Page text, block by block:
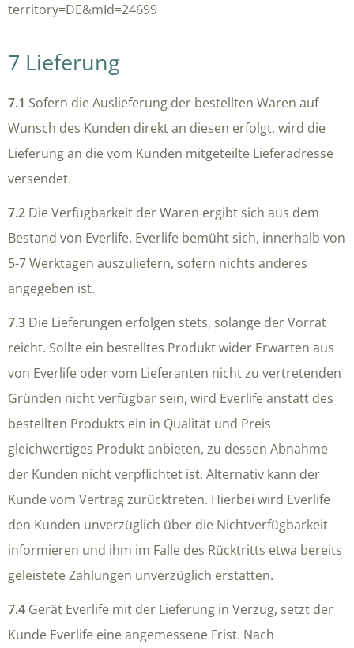
territory=DE&mId=24699
7 Lieferung
7.1 Sofern die Auslieferung der bestellten Waren auf
Wunsch des Kunden direkt an diesen erfolgt, wird die
Lieferung an die vom Kunden mitgeteilte Lieferadresse
versendet.
7.2 Die Verfügbarkeit der Waren ergibt sich aus dem
Bestand von Everlife. Everlife bemüht sich, innerhalb von
5-7 Werktagen auszuliefern, sofern nichts anderes
angegeben ist.
7.3 Die Lieferungen erfolgen stets, solange der Vorrat
reicht. Sollte ein bestelltes Produkt wider Erwarten aus
von Everlife oder vom Lieferanten nicht zu vertretenden
Gründen nicht verfügbar sein, wird Everlife anstatt des
bestellten Produkts ein in Qualität und Preis
gleichwertiges Produkt anbieten, zu dessen Abnahme
der Kunden nicht verpflichtet ist. Alternativ kann der
Kunde vom Vertrag zurücktreten. Hierbei wird Everlife
den Kunden unverzüglich über die Nichtverfügbarkeit
informieren und ihm im Falle des Rücktritts etwa bereits
geleistete Zahlungen unverzüglich erstatten.
7.4 Gerät Everlife mit der Lieferung in Verzug, setzt der
Kunde Everlife eine angemessene Frist. Nach